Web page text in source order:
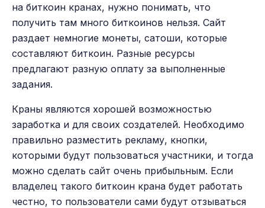
на биткоин кранах, нужно понимать, что
получить там много биткоинов нельзя. Сайт
раздает немногие монеты, сатоши, которые
составляют биткоин. Разные ресурсы
предлагают разную оплату за выполненные
задания.
Краны являются хорошей возможностью
заработка и для своих создателей. Необходимо
правильно разместить рекламу, кнопки,
которыми будут пользоваться участники, и тогда
можно сделать сайт очень прибыльным. Если
владелец такого биткоин крана будет работать
честно, то пользователи сами будут отзываться